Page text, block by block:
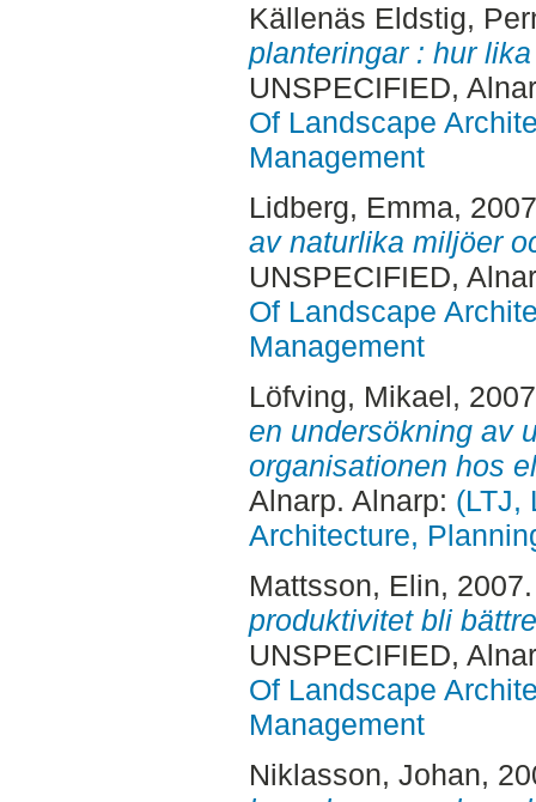
Källenäs Eldstig,
planteringar : hur
UNSPECIFIED,
Of Landscape
Management
Lidberg, Emma,
av naturlika miljöer
UNSPECIFIED,
Of Landscape
Management
Löfving, Mikael,
en undersökning av
organisationen hos
Alnarp. Alnarp: (LTJ,
Architecture,
Mattsson, Elin,
produktivitet bli
UNSPECIFIED,
Of Landscape
Management
Niklasson, Johan,